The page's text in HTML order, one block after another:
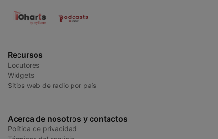
Recursos
Locutores
Widgets
Sitios web de radio por país
Acerca de nosotros y contactos
Política de privacidad